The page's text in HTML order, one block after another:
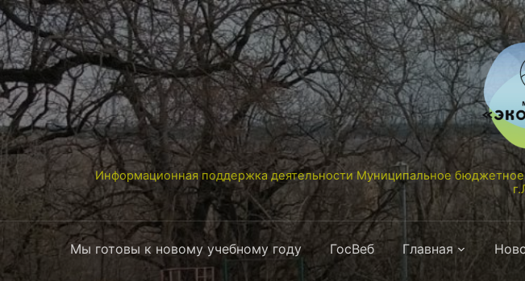
Информационная поддержка деятельности Муниципальное
Мы готовы к новому учебному году ГосВеб Главная